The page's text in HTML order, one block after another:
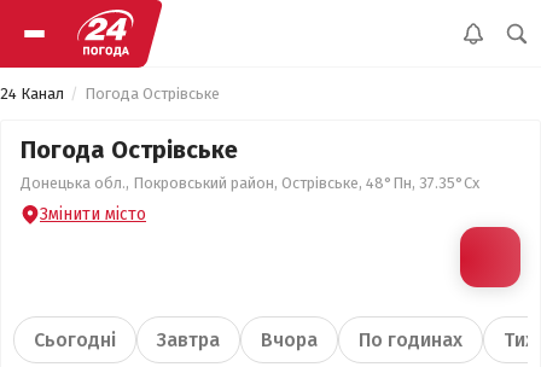
24 Канал Погода Острівське
Погода Острівське
Донецька обл., Покровський район, Острівське, 48°Пн, 37.35°Сх
Змінити місто
Сьогодні Завтра Вчора По годинах